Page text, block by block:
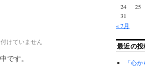
けていません
です。
« 7月
24
25
31
最近の投
「心